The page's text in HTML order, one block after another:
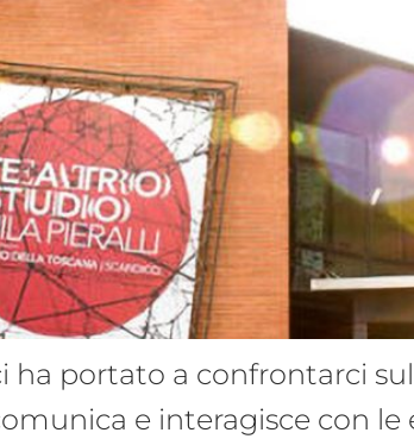
portato a confrontarci
e interagisce con